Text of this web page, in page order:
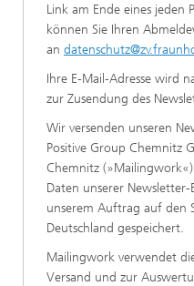
Link am Ende eines jeden
können Sie Ihren
an
Ihre E-Mail-Adresse wird
zur Zusendung des
Wir versenden unseren
Positive Group Chemnitz
Chemnitz
Daten unserer
unserem Auftrag auf den
Deutschland gespeichert.
Mailingwork verwendet
Versand und zur